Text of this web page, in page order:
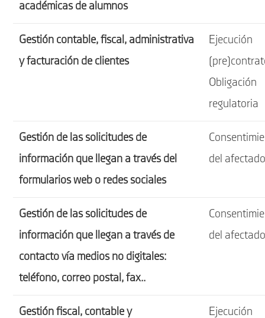
académicas de alumnos
Gestión contable, fiscal, administrativa
y facturación de clientes
Ejecución
Obligación
regulatoria
Gestión de las solicitudes de
información que llegan a través del
formularios web o redes sociales
del
Gestión de las solicitudes de
información que llegan a través de
contacto vía medios no digitales:
teléfono, correo postal, fax..
del
Gestión fiscal, contable y
Ejecución